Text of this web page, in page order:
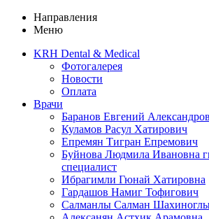
Направления
Меню
KRH Dental & Medical
Фотогалерея
Новости
Оплата
Врачи
Баранов Евгений
Куламов Расул Хатирович
Епремян Тигран Епремович
Буйнова Людмила Ивановна
специалист
Ибрагимли Гюнай Хатировна
Гардашов Намиг Тофигович
Салманлы Салман